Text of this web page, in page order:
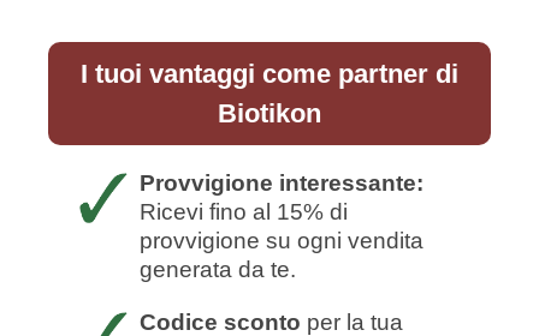
I tuoi vantaggi come partner di
Biotikon
Provvigione interessante:
Ricevi fino al 15% di
provvigione su ogni vendita
generata da te.
Codice sconto per la tua